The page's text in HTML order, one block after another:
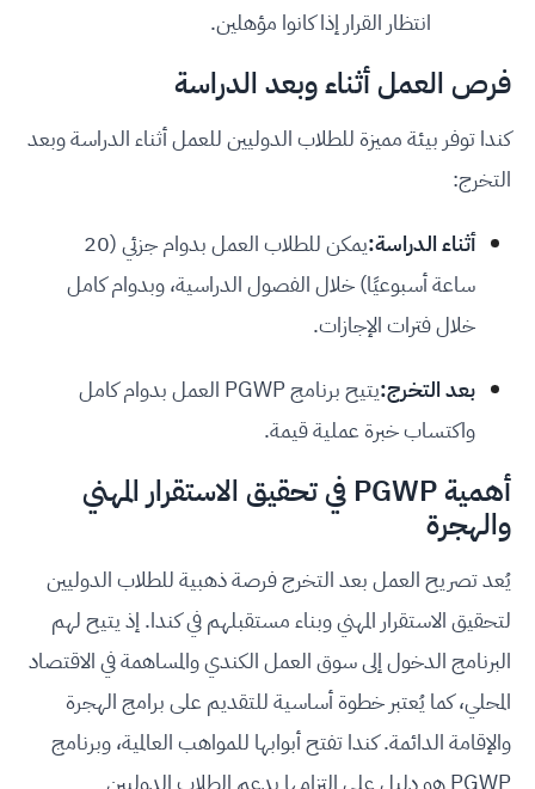
انتظار القرار إذا كانوا مؤهلين.
فرص العمل أثناء وبعد الدراسة
كندا توفر بيئة مميزة للطلاب الدوليين للعمل أثناء الدراسة وبعد
التخرج:
أثناء الدراسة:
يمكن للطلاب العمل بدوام جزئي (20
ساعة أسبوعيًا) خلال الفصول الدراسية، وبدوام كامل
خلال فترات الإجازات.
بعد التخرج:
يتيح برنامج PGWP العمل بدوام كامل
واكتساب خبرة عملية قيمة.
أهمية PGWP في تحقيق الاستقرار المهني
والهجرة
يُعد تصريح العمل بعد التخرج فرصة ذهبية للطلاب الدوليين
لتحقيق الاستقرار المهني وبناء مستقبلهم في كندا. إذ يتيح لهم
البرنامج الدخول إلى سوق العمل الكندي والمساهمة في الاقتصاد
المحلي، كما يُعتبر خطوة أساسية للتقديم على برامج الهجرة
والإقامة الدائمة. كندا تفتح أبوابها للمواهب العالمية، وبرنامج
PGWP هو دليل على التزامها بدعم الطلاب الدوليين